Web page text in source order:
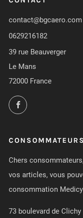
contact@bgcaero.com
0629216182
39 rue Beauverger
Le Mans
72000 France
Facebook
CONSOMMATEURS
Chers
vos articles, vous
consommation
73 boulevard de Clichy